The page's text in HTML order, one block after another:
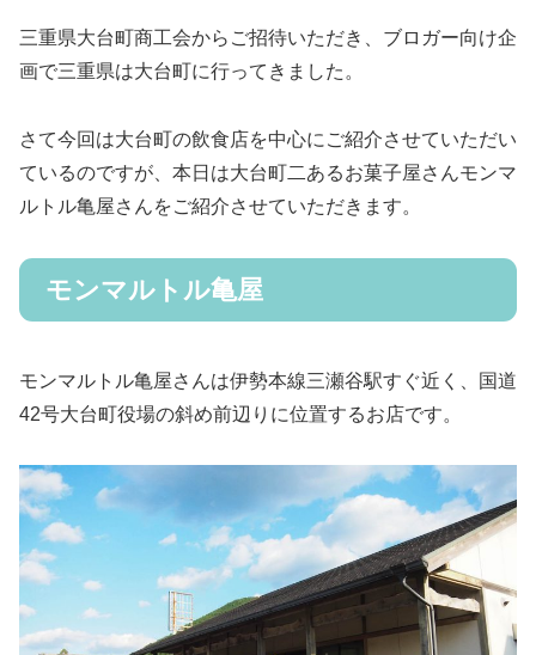
三重県大台町商工会からご招待いただき、ブロガー向け企
画で三重県は大台町に行ってきました。
さて今回は大台町の飲食店を中心にご紹介させていただい
ているのですが、本日は大台町二あるお菓子屋さんモンマ
ルトル亀屋さんをご紹介させていただきます。
モンマルトル亀屋
モンマルトル亀屋さんは伊勢本線三瀬谷駅すぐ近く、国道
42号大台町役場の斜め前辺りに位置するお店です。